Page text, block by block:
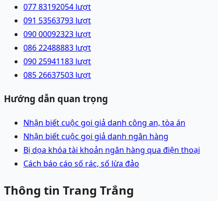
077 83192054 lượt
091 53563793 lượt
090 00092323 lượt
086 22488883 lượt
090 25941183 lượt
085 26637503 lượt
Hướng dẫn quan trọng
Nhận biết cuộc gọi giả danh công an, tòa án
Nhận biết cuộc gọi giả danh ngân hàng
Bị dọa khóa tài khoản ngân hàng qua điện thoại
Cách báo cáo số rác, số lừa đảo
Thông tin Trang Trắng